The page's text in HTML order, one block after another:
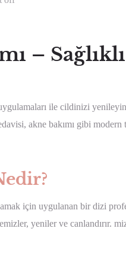
–
ile cildinizi
akne bakımı gibi
için uygulanan bir dizi
yeniler ve canlandırır.